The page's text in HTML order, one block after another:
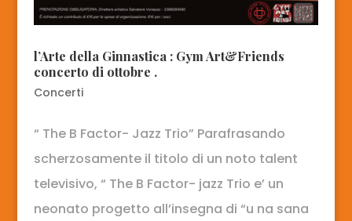
l’Arte della Ginnastica : Gym Art&Friends
concerto di ottobre .
Concerti
“ The B Factor- Jazz Trio” Parafrasando
scherzosamente il titolo di un noto talent
televisivo, “ The B Factor- jazz Trio e’ un
neonato progetto all’insegna di “u na sana